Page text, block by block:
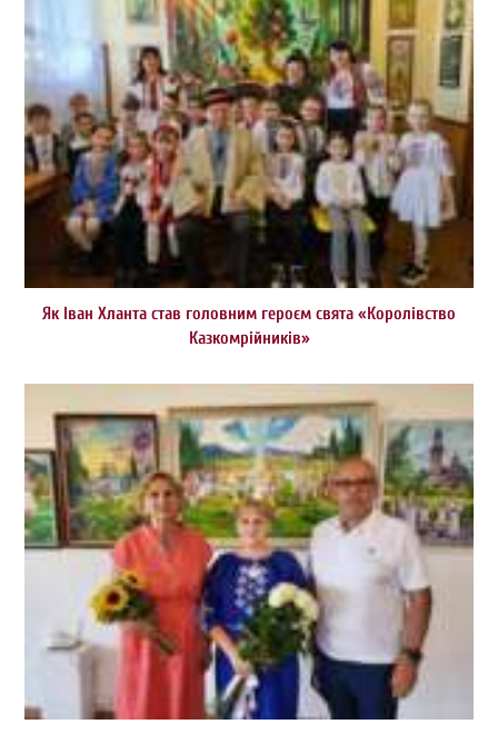
Як Іван Хланта став головним героєм свята «Королівство
Казкомрійників»